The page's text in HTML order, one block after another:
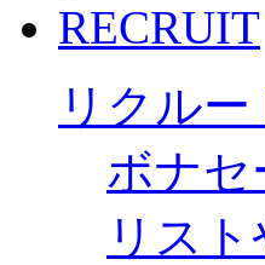
リクル
ボナセ
リス